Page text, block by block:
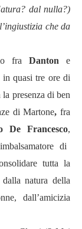
dal nulla?)
che da
fra Danton e
in quasi tre ore di
presenza di ben
di Martone,fra
De Francesco,
di
tutta la
natura della
dall’amicizia